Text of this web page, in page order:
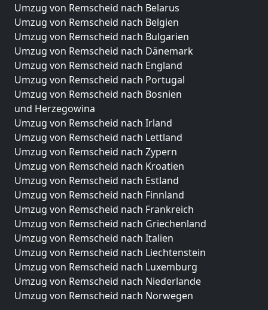
Umzug von Remscheid nach Belarus
Umzug von Remscheid nach Belgien
Umzug von Remscheid nach Bulgarien
Umzug von Remscheid nach Dänemark
Umzug von Remscheid nach England
Umzug von Remscheid nach Portugal
Umzug von Remscheid nach Bosnien
und Herzegowina
Umzug von Remscheid nach Irland
Umzug von Remscheid nach Lettland
Umzug von Remscheid nach Zypern
Umzug von Remscheid nach Kroatien
Umzug von Remscheid nach Estland
Umzug von Remscheid nach Finnland
Umzug von Remscheid nach Frankreich
Umzug von Remscheid nach Griechenland
Umzug von Remscheid nach Italien
Umzug von Remscheid nach Liechtenstein
Umzug von Remscheid nach Luxemburg
Umzug von Remscheid nach Niederlande
Umzug von Remscheid nach Norwegen